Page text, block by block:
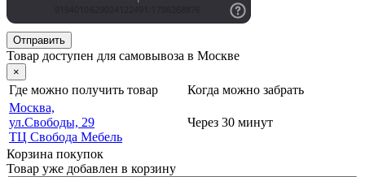
Отправить
Товар доступен для самовывоза в Москве
×
Где можно получить товар
Когда можно забрать
Москва,
ул.Свободы, 29
ТЦ Свобода Мебель
Через 30 минут
Корзина покупок
Товар уже добавлен в корзину